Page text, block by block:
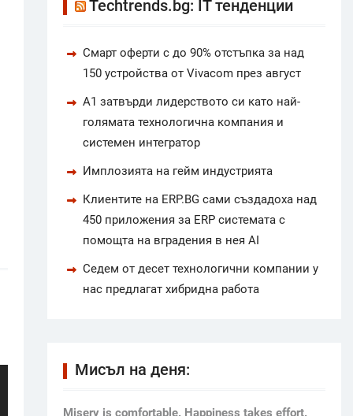
Techtrends.bg: IT тенденции
Смарт оферти с до 90% отстъпка за над
150 устройства от Vivacom през август
А1 затвърди лидерството си като най-
голямата технологична компания и
системен интегратор
Имплозията на гейм индустрията
Клиентите на ERP.BG сами създадоха над
450 приложения за ERP системата с
помощта на вградения в нея AI
Седем от десет технологични компании у
нас предлагат хибридна работа
Мисъл на деня:
Мisery is comfortable. Happiness takes effort.